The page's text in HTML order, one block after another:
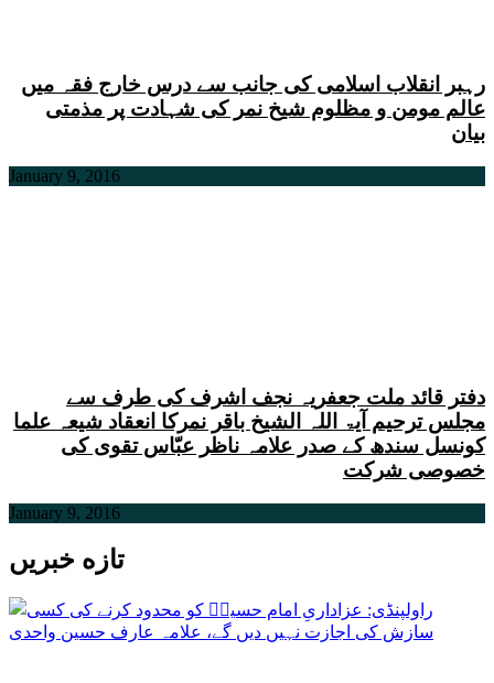
رہبر انقلاب اسلامی کی جانب سے درس خارج فقہ میں
عالم مومن و مظلوم شیخ نمر کی شہادت پر مذمتی
بیان
January 9, 2016
دفتر قائد ملت جعفریہ نجف اشرف کی طرف سے
مجلس ترحیم آیۃ اللہ الشیخ باقر نمرکا انعقاد شیعہ علما
کونسل سندھ کے صدر علامہ ناظر عبّاس تقوی کی
خصوصی شرکت
January 9, 2016
تازه خبریں